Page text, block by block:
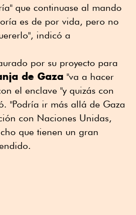
que continuase al mando
es de por vida, pero no
indicó a
por su proyecto para
de Gaza "va a hacer
el enclave "y quizás con
"Podría ir más allá de Gaza
con Naciones Unidas,
que tienen un gran